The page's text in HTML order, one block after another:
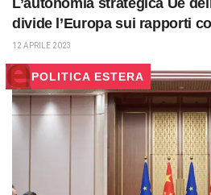
L’autonomia strategica Ue
divide l’Europa sui rapporti
12 APRILE 2023
POLITICA ESTERA